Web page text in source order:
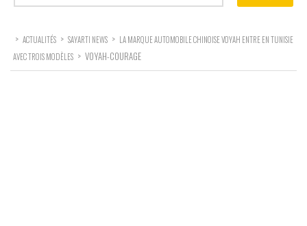
> ACTUALITÉS > SAYARTI NEWS > LA MARQUE AUTOMOBILE CHINOISE VOYAH ENTRE EN TUNISIE
AVEC TROIS MODÈLES > VOYAH-COURAGE